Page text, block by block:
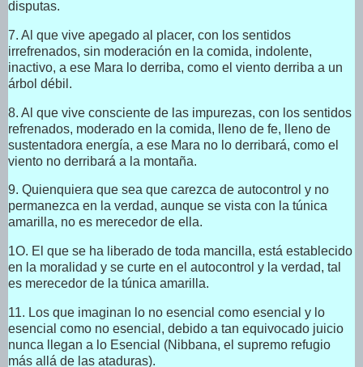
disputas.
7. Al que vive apegado al placer, con los sentidos
irrefrenados, sin moderación en la comida, indolente,
inactivo, a ese Mara lo derriba, como el viento derriba a un
árbol débil.
8. Al que vive consciente de las impurezas, con los sentidos
refrenados, moderado en la comida, lleno de fe, lleno de
sustentadora energía, a ese Mara no lo derribará, como el
viento no derribará a la montaña.
9. Quienquiera que sea que carezca de autocontrol y no
permanezca en la verdad, aunque se vista con la túnica
amarilla, no es merecedor de ella.
1O. El que se ha liberado de toda mancilla, está establecido
en la moralidad y se curte en el autocontrol y la verdad, tal
es merecedor de la túnica amarilla.
11. Los que imaginan lo no esencial como esencial y lo
esencial como no esencial, debido a tan equivocado juicio
nunca llegan a lo Esencial (Nibbana, el supremo refugio
más allá de las ataduras).